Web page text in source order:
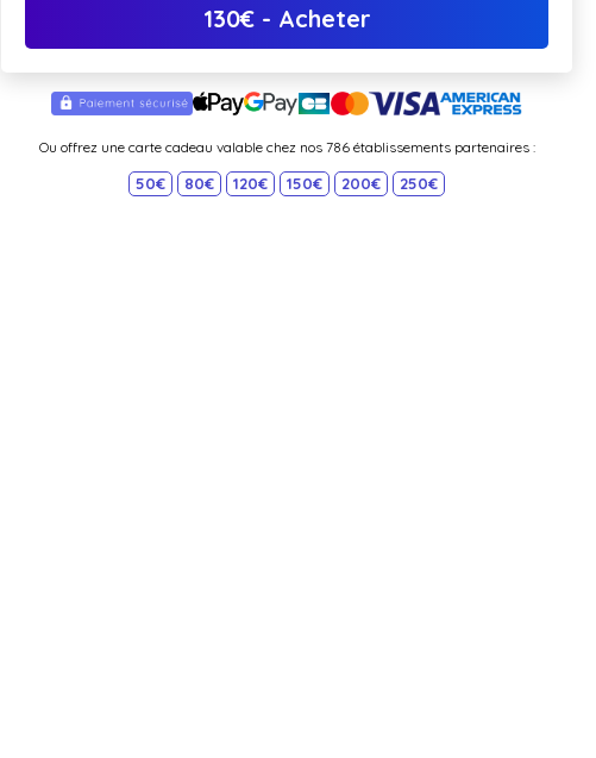
130€- Acheter
Ou offrez une carte cadeau valable chez nos 786 établissements partenaires :
50€ 80€ 120€ 150€ 200€ 250€